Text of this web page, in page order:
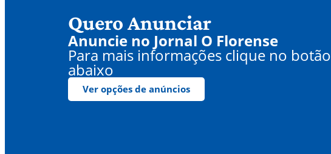
Quero Anunciar
Anuncie no Jornal O Florense
Para mais informações clique no botão
abaixo
Ver opções de anúncios